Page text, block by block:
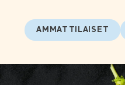
AMMATTILAISET